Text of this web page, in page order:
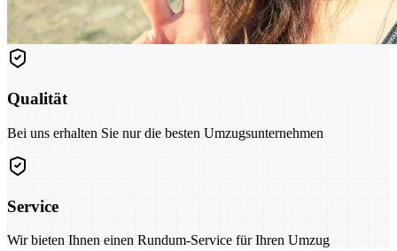
Qualität
Bei uns erhalten Sie nur die besten Umzugsunternehmen
Service
Wir bieten Ihnen einen Rundum-Service für Ihren Umzug